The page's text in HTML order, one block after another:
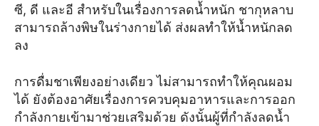
ซี, ดี และอี สำหรับในเรื่องการลดน้ำหนัก ชากุหลาบ
สามารถล้างพิษในร่างกายได้ ส่งผลทำให้น้ำหนักลด
ลง
การดื่มชาเพียงอย่างเดียว ไม่สามารถทำให้คุณผอม
ได้ ยังต้องอาศัยเรื่องการควบคุมอาหารและการออก
กำลังกายเข้ามาช่วยเสริมด้วย ดังนั้นผู้ที่กำลังลดน้ำ